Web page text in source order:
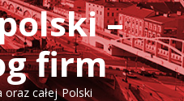
–
firm
całej Polski